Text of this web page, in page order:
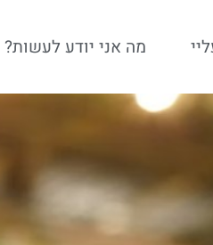
מה אני יודע לעשות?